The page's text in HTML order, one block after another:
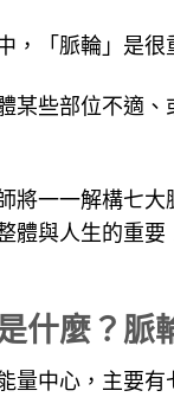
，「脈輪」是
某些部位不適
將一一解構七
體與人生的重要
什麼？脈
量中心，主要